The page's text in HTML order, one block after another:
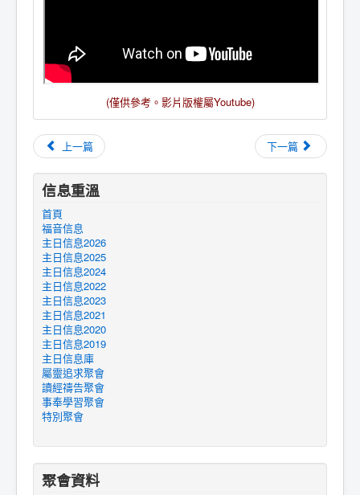
(僅供參考。影片版權屬Youtube)
上一篇 下一篇
信息重溫
首頁
福音信息
主日信息2026
主日信息2025
主日信息2024
主日信息2022
主日信息2023
主日信息2021
主日信息2020
主日信息2019
主日信息庫
屬靈追求聚會
讀經禱告聚會
事奉學習聚會
特別聚會
聚會資料